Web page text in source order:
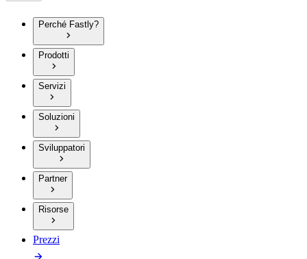
Perché Fastly?
Prodotti
Servizi
Soluzioni
Sviluppatori
Partner
Risorse
Prezzi